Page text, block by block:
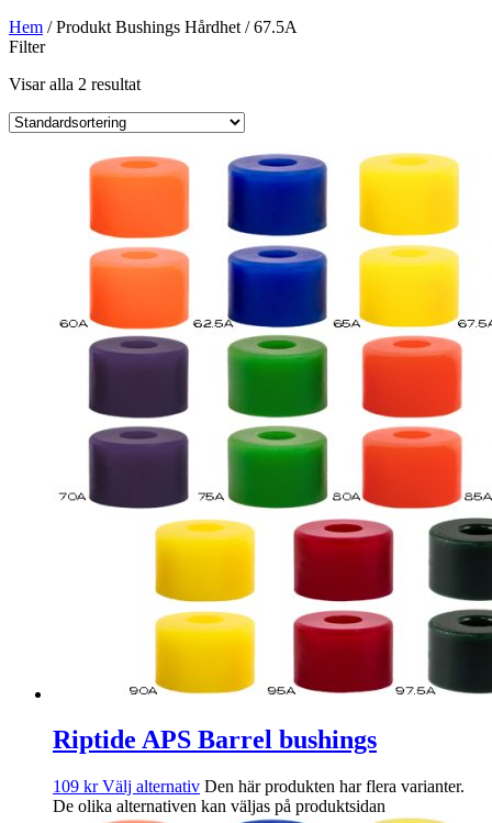
Hem / Produkt Bushings Hårdhet / 67.5A
Filter
Visar alla 2 resultat
Riptide APS Barrel bushings
109 kr Välj alternativ Den här produkten har flera varianter.
De olika alternativen kan väljas på produktsidan